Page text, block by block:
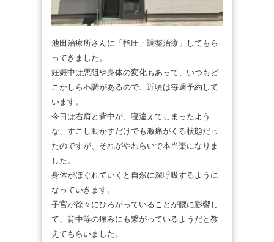
池田治療所さんに「指圧・調整治療」してもら
ってきました。
妊娠中は悪阻や身体の変化もあって、いつもど
こかしら不調があるので、近頃は毎週予約して
います。
今日は右肩と背中が、寝違えてしまったよう
な、すこし動かすだけでも激痛がくる状態だっ
たのですが、それがやわらいで本当楽になりま
した。
身体がほぐれていくと自然に深呼吸するように
なっていきます。
子宮が徐々にひろがっていることが腰に影響し
て、背中等の痛みにも繋がっているようだと教
えてもらいました。